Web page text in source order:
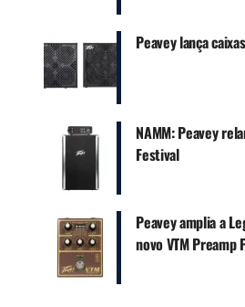
Google News
O dispositivo inclui controles
(nível de ganho de entrada) e
saída), proporcionando maior
modelagem da resposta sonora.
TECNOLOGIA E CONSTRUÇÃO
O pedal conta com a
Peavey lança
NAMM: Peavey
Festival
Peavey amplia a
novo VTM Preamp